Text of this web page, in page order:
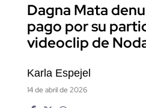
Dagna Mata
pago por su
videoclip de
Karla Espejel
14 de abril de 2026